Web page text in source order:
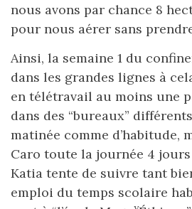
nous avons par chance 8
pour nous aérer sans
Ainsi, la semaine 1 du
dans les grandes lignes à
en télétravail au moins une
dans des “bureaux”
matinée comme d’habitude,
Caro toute la journée 4
Katia tente de suivre tant
emploi du temps scolaire